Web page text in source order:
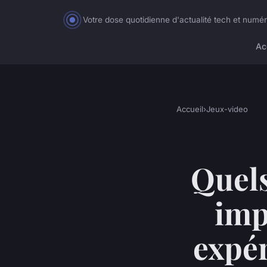
Votre dose quotidienne d'actualité tech et
Accueil›Jeux-video